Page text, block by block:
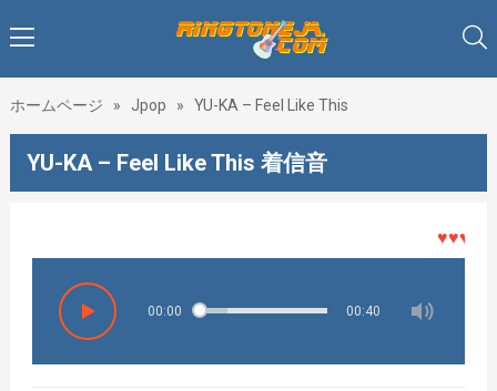
ホームページ » Jpop » YU-KA – Feel Like This
YU-KA – Feel Like This 着信音
♥♥♥着メ
00:00 00:40